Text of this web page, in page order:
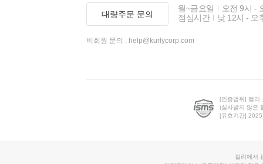
대량주문 문의
월~금요일
오전 9시 -
점심시간
낮 12시 - 오
비회원 문의 : help@kurlycorp.com
[인증범위] 컬리
(심사받지 않은
[유효기간]
컬리에서